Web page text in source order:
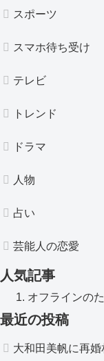
スポーツ
スマホ待ち受け
テレビ
トレンド
ドラマ
人物
占い
芸能人の恋愛
人気記事
オフラインの
最近の投稿
大和田美帆に再